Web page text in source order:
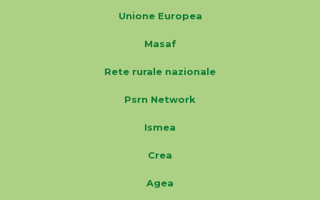
Unione Europea
Masaf
Rete rurale nazionale
Psrn Network
Ismea
Crea
Agea